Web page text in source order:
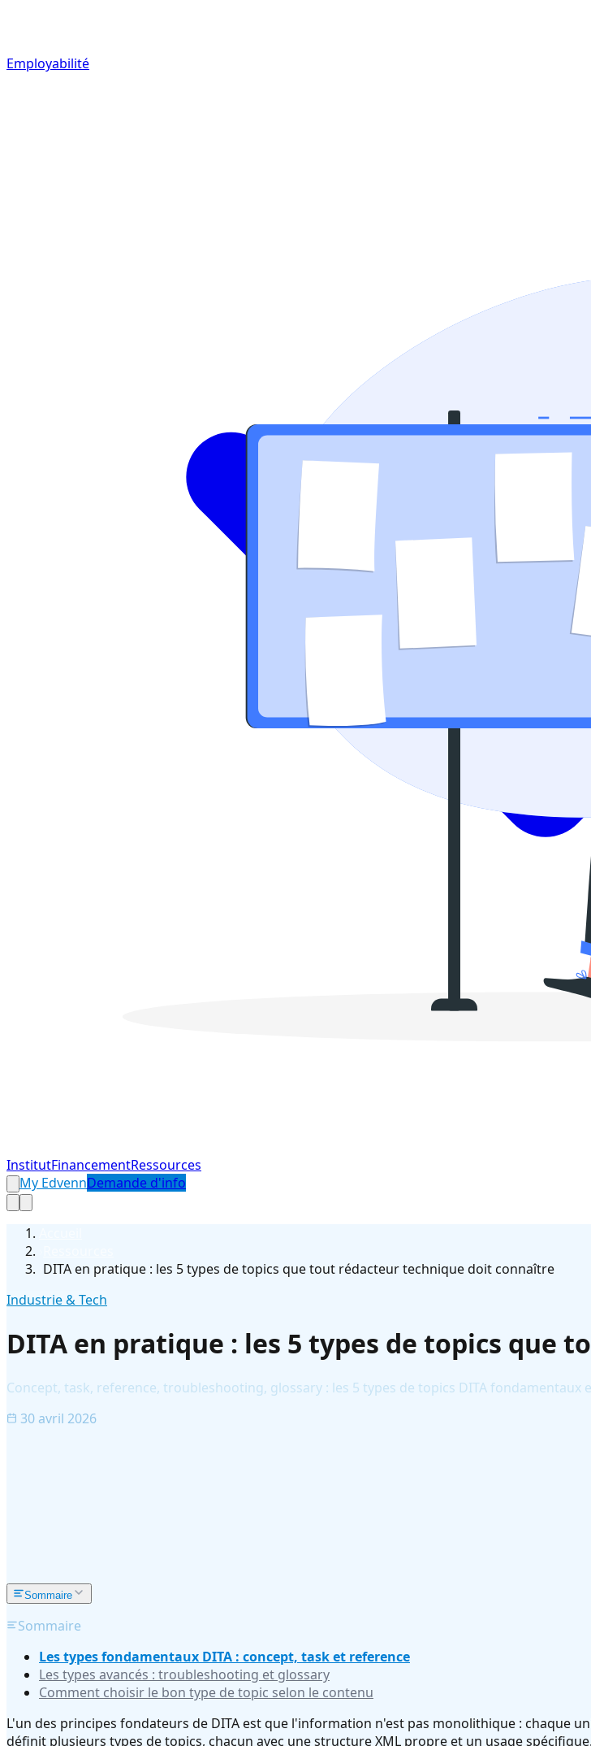
Employabilité
InstitutFinancementRessources
My EdvennDemande d'info
DITA en pratique : les 5 types de topics que tout rédacteur technique doit connaître
Industrie & Tech
DITA en pratique : les 5 types de topics
Concept, task, reference, troubleshooting, glossary : les 5 types de topics DITA
30 avril 2026
Sommaire
Sommaire
Les types fondamentaux DITA : concept, task et reference
Les types avancés : troubleshooting et glossary
Comment choisir le bon type de topic selon le contenu
L'un des principes fondateurs de DITA est que l'information n'est pas monolithique : chaque
définit plusieurs types de topics, chacun avec une structure XML propre et un usage